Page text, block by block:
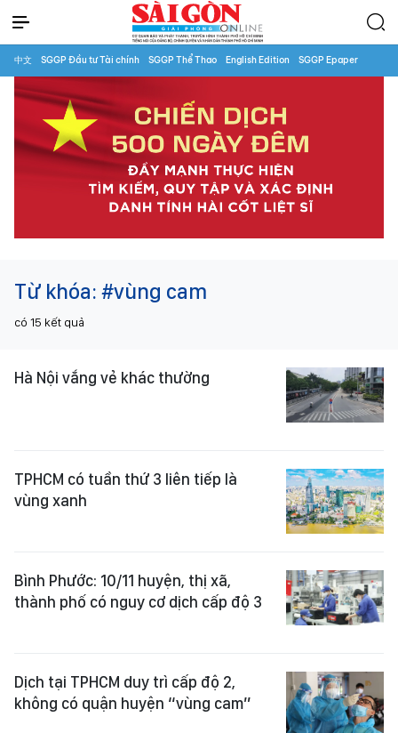
中文 SGGP Đầu tư Tài chính SGGP Thể Thao English Edition SGGP Epaper
Từ khóa: #vùng cam
có 15 kết quả
Hà Nội vắng vẻ khác thường
TPHCM có tuần thứ 3 liên tiếp là
vùng xanh
Bình Phước: 10/11 huyện, thị xã,
thành phố có nguy cơ dịch cấp độ 3
Dịch tại TPHCM duy trì cấp độ 2,
không có quận huyện “vùng cam”